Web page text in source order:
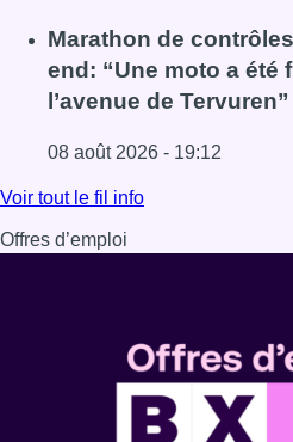
Lire l'article Au Moeraske,
Marathon de
end: “Une moto a été
l’avenue de Tervuren”
08 août 2026 - 19:12
Lire l'article Marathon de
Voir tout le fil info
Offres d’emploi